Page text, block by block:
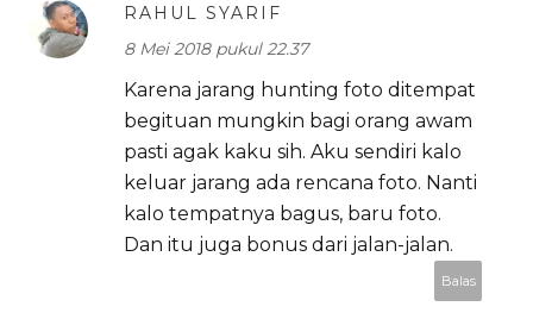
RAHUL SYARIF
8 Mei 2018 pukul 22.37
Karena jarang hunting foto ditempat
begituan mungkin bagi orang awam
pasti agak kaku sih. Aku sendiri kalo
keluar jarang ada rencana foto. Nanti
kalo tempatnya bagus, baru foto.
Dan itu juga bonus dari jalan-jalan.
Balas